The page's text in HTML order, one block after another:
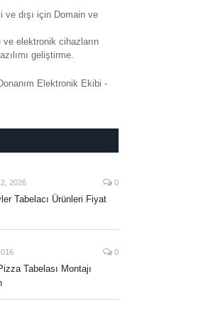
ve dışı için Domain ve
elektronik cihazların
geliştirme.
Elektronik Ekibi -
2026 0
Tabelacı Ürünleri Fiyat
0
Tabelası Montajı